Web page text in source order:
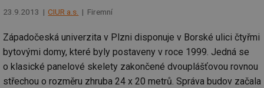
23.9.2013 CIUR a.s. Firemní
Západočeská univerzita v Plzni disponuje v Borské ulici čtyřmi
bytovými domy, které byly postaveny v roce 1999. Jedná se
o klasické panelové skelety zakončené dvouplášťovou rovnou
střechou o rozměru zhruba 24 x 20 metrů. Správa budov začala